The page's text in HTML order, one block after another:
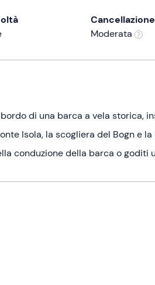
Cancellazione
Moderata
di una barca a vela storica,
Isola, la scogliera del Bogn e
conduzione della barca o goditi